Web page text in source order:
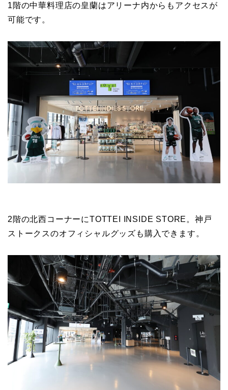
1階の中華料理店の皇蘭はアリーナ内からもアクセスが
可能です。
2階の北西コーナーにTOTTEI INSIDE STORE。神戸
ストークスのオフィシャルグッズも購入できます。